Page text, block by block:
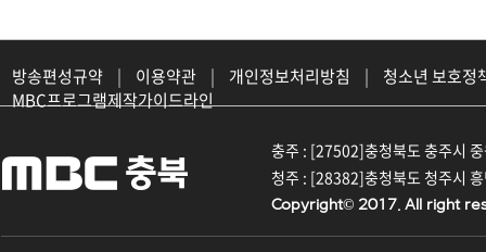
방송편성규약 | 이용약관 | 개인정보처리방침 |
청소년 보호정
MBC프로그램제작가이드라인
충주 : [27502]충청북도 충주시
청주 : [28382]충청북도 청주시
Copyright© 2017. All right